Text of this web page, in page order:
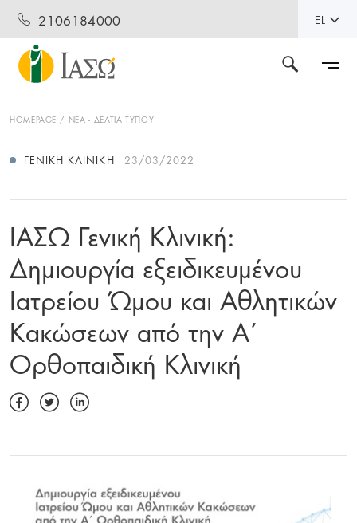
2106184000 EL
HOMEPAGE ΝΕΑ - ΔΕΛΤΙΑ ΤΥΠΟΥ
ΓΕΝΙΚΉ ΚΛΙΝΙΚΉ 23/03/2022
ΙΑΣΩ Γενική Κλινική:
Δημιουργία εξειδικευμένου
Ιατρείου Ώμου και Αθλητικών
Κακώσεων από την Α΄
Ορθοπαιδική Κλινική